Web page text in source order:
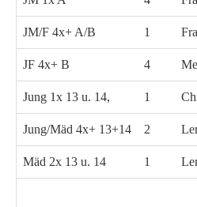
JM/F 4x+ A/B 1
JF 4x+ B 4
Jung 1x 13 u. 14, 1
Jung/Mäd 4x+ 13+14 2
Mäd 2x 13 u. 14 1